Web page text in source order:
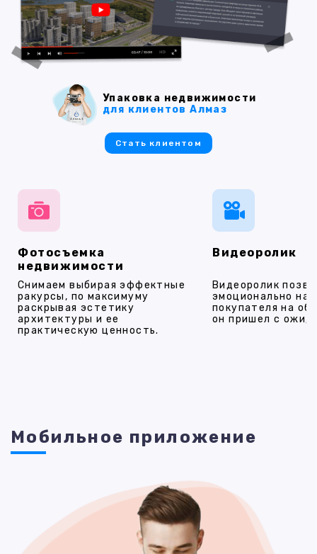
Фотосъемка
недвижимости
Снимаем выбирая эффектные
ракурсы, по максимуму
раскрывая эстетику
архитектуры и ее
практическую ценность.
Видеоролик
Видеоролик
эмоционально
покупателя на
он пришел с
Упаковка недвижимости
для клиентов Алмаз
Стать клиентом
Мобильное приложение